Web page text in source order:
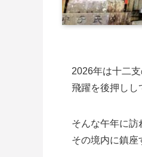
2026年は十二
飛躍を後押しし
そんな午年に訪
その境内に鎮座